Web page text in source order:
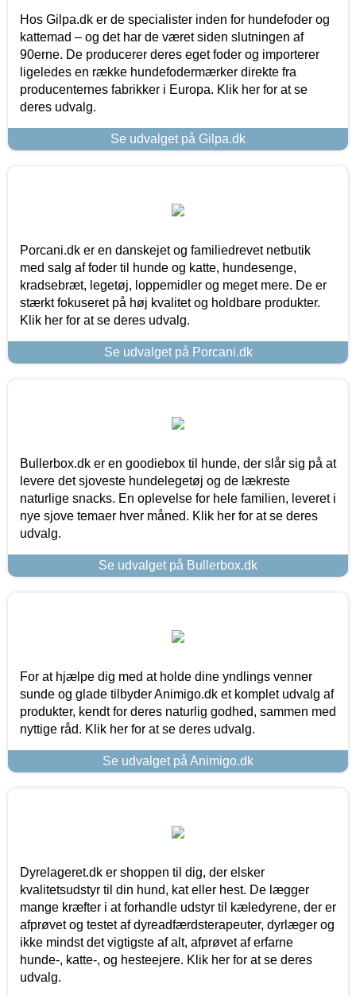
Hos Gilpa.dk er de specialister inden for hundefoder og
kattemad – og det har de været siden slutningen af
90erne. De producerer deres eget foder og importerer
ligeledes en række hundefodermærker direkte fra
producenternes fabrikker i Europa. Klik her for at se
deres udvalg.
Se udvalget på Gilpa.dk
Porcani.dk er en danskejet og familiedrevet netbutik
med salg af foder til hunde og katte, hundesenge,
kradsebræt, legetøj, loppemidler og meget mere. De er
stærkt fokuseret på høj kvalitet og holdbare produkter.
Klik her for at se deres udvalg.
Se udvalget på Porcani.dk
Bullerbox.dk er en goodiebox til hunde, der slår sig på at
levere det sjoveste hundelegetøj og de lækreste
naturlige snacks. En oplevelse for hele familien, leveret i
nye sjove temaer hver måned. Klik her for at se deres
udvalg.
Se udvalget på Bullerbox.dk
For at hjælpe dig med at holde dine yndlings venner
sunde og glade tilbyder Animigo.dk et komplet udvalg af
produkter, kendt for deres naturlig godhed, sammen med
nyttige råd. Klik her for at se deres udvalg.
Se udvalget på Animigo.dk
Dyrelageret.dk er shoppen til dig, der elsker
kvalitetsudstyr til din hund, kat eller hest. De lægger
mange kræfter i at forhandle udstyr til kæledyrene, der er
afprøvet og testet af dyreadfærdsterapeuter, dyrlæger og
ikke mindst det vigtigste af alt, afprøvet af erfarne
hunde-, katte-, og hesteejere. Klik her for at se deres
udvalg.